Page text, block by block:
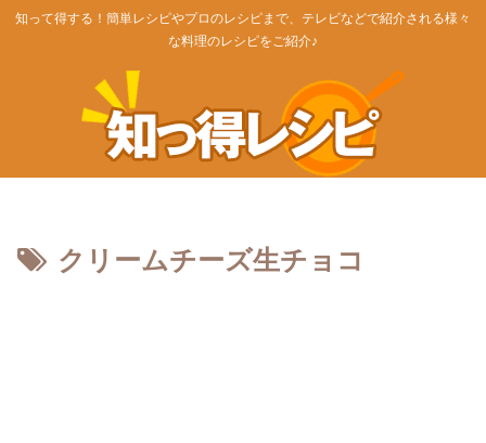
知って得する！簡単レシピやプロのレシピまで、テレビなどで紹介される様々
な料理のレシピをご紹介♪
クリームチーズ生チョコ